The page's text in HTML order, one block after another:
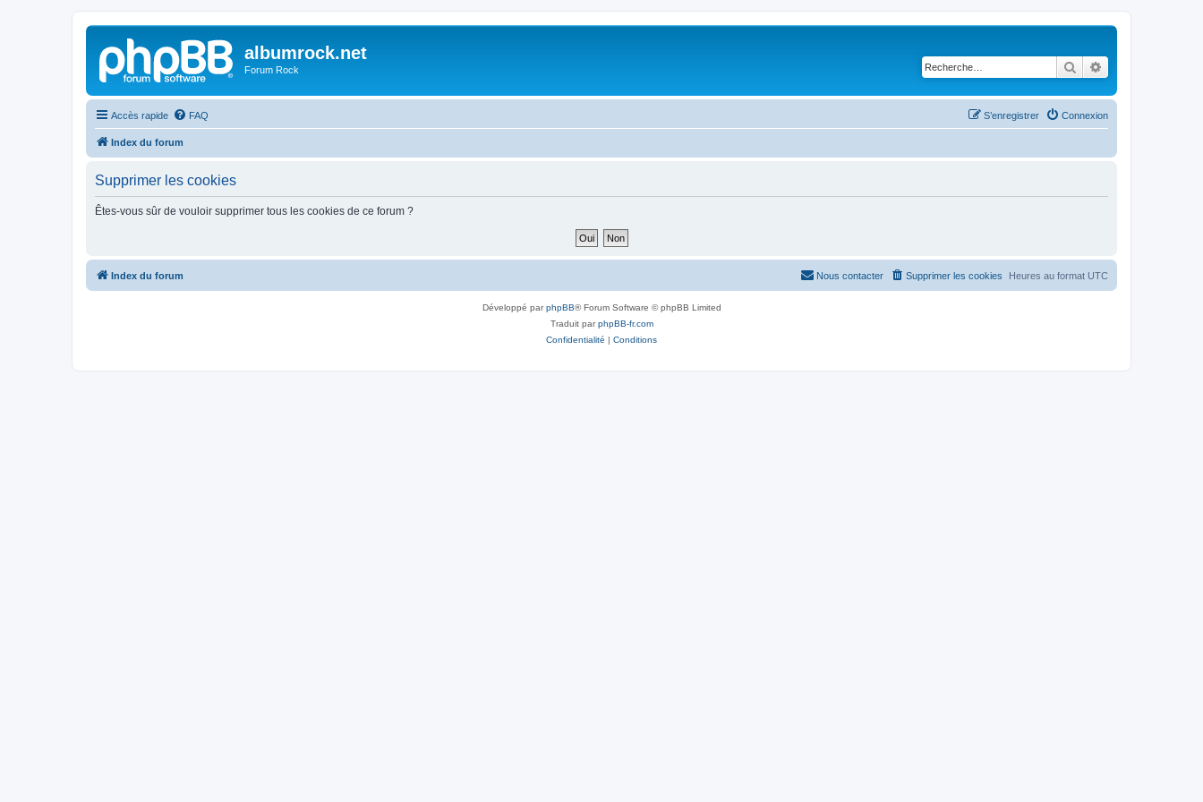
albumrock.net
Forum Rock Rechercher
Accès rapide FAQ Connexion
S’enregistrer
Index du forum
Supprimer les cookies
Êtes-vous sûr de vouloir supprimer tous les cookies de ce forum ?
Index du forum Heures au format UTC
Supprimer les cookies
Nous contacter
Développé parphpBB® Forum Software © phpBB Limited
Traduit parphpBB-fr.com
Confidentialité | Conditions